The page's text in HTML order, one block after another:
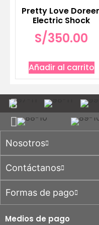
Pretty Love
Electric Shock
S/350.00
Añadir al carrito
Nosotros
Contáctanos
Formas de pago
Medios de pago